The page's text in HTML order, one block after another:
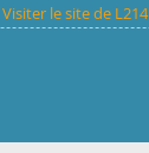
Visiter le site de L214